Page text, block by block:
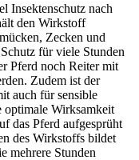
Insektenschutz nach
den Wirkstoff
Zecken und
für viele Stunden
Pferd noch Reiter mit
Zudem ist der
auch für sensible
optimale Wirksamkeit
das Pferd aufgesprüht
des Wirkstoffs bildet
mehrere Stunden